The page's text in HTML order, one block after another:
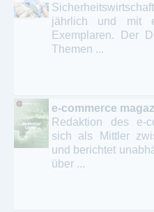
jährlich und mit
Exemplaren. Der
Themen ...
e-commerce
Redaktion des e-
sich als Mittler
und berichtet
über ...